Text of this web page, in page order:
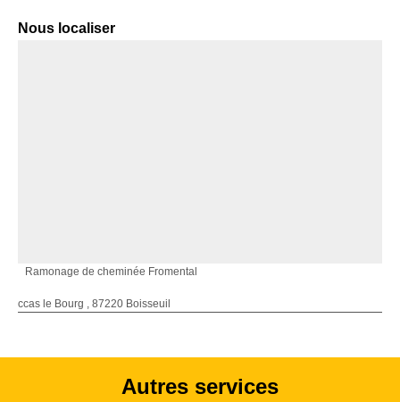
Nous localiser
Ramonage de cheminée Fromental
ccas le Bourg , 87220 Boisseuil
Autres services